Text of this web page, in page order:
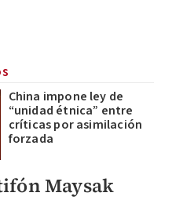
China impone ley de
“unidad étnica” entre
críticas por asimilación
forzada
Maysak